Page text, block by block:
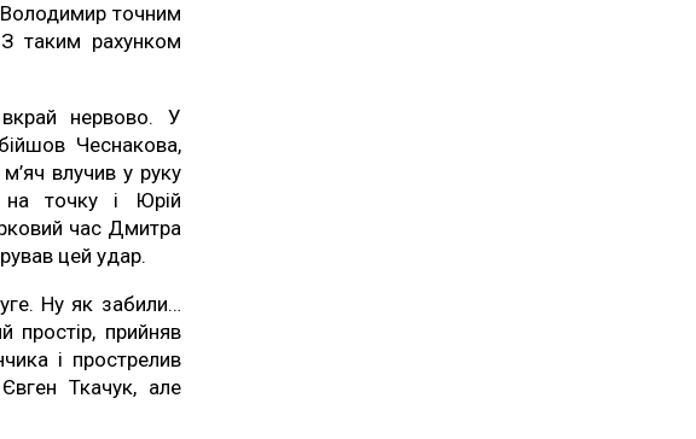
Володимир точним
таким рахунком
нервово. У
Чеснакова,
влучив у руку
на точку і Юрій
час Дмитра
цей удар.
Ну як забили…
простір, прийняв
і прострелив
Ткачук, але